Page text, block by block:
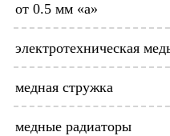
от 0.5 мм «а»
электротехническая
медная стружка
медные радиаторы